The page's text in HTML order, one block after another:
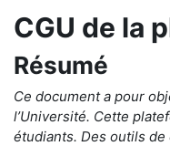
CGU de la
Résumé
Ce document a pour
l’Université. Cette
étudiants. Des outils de